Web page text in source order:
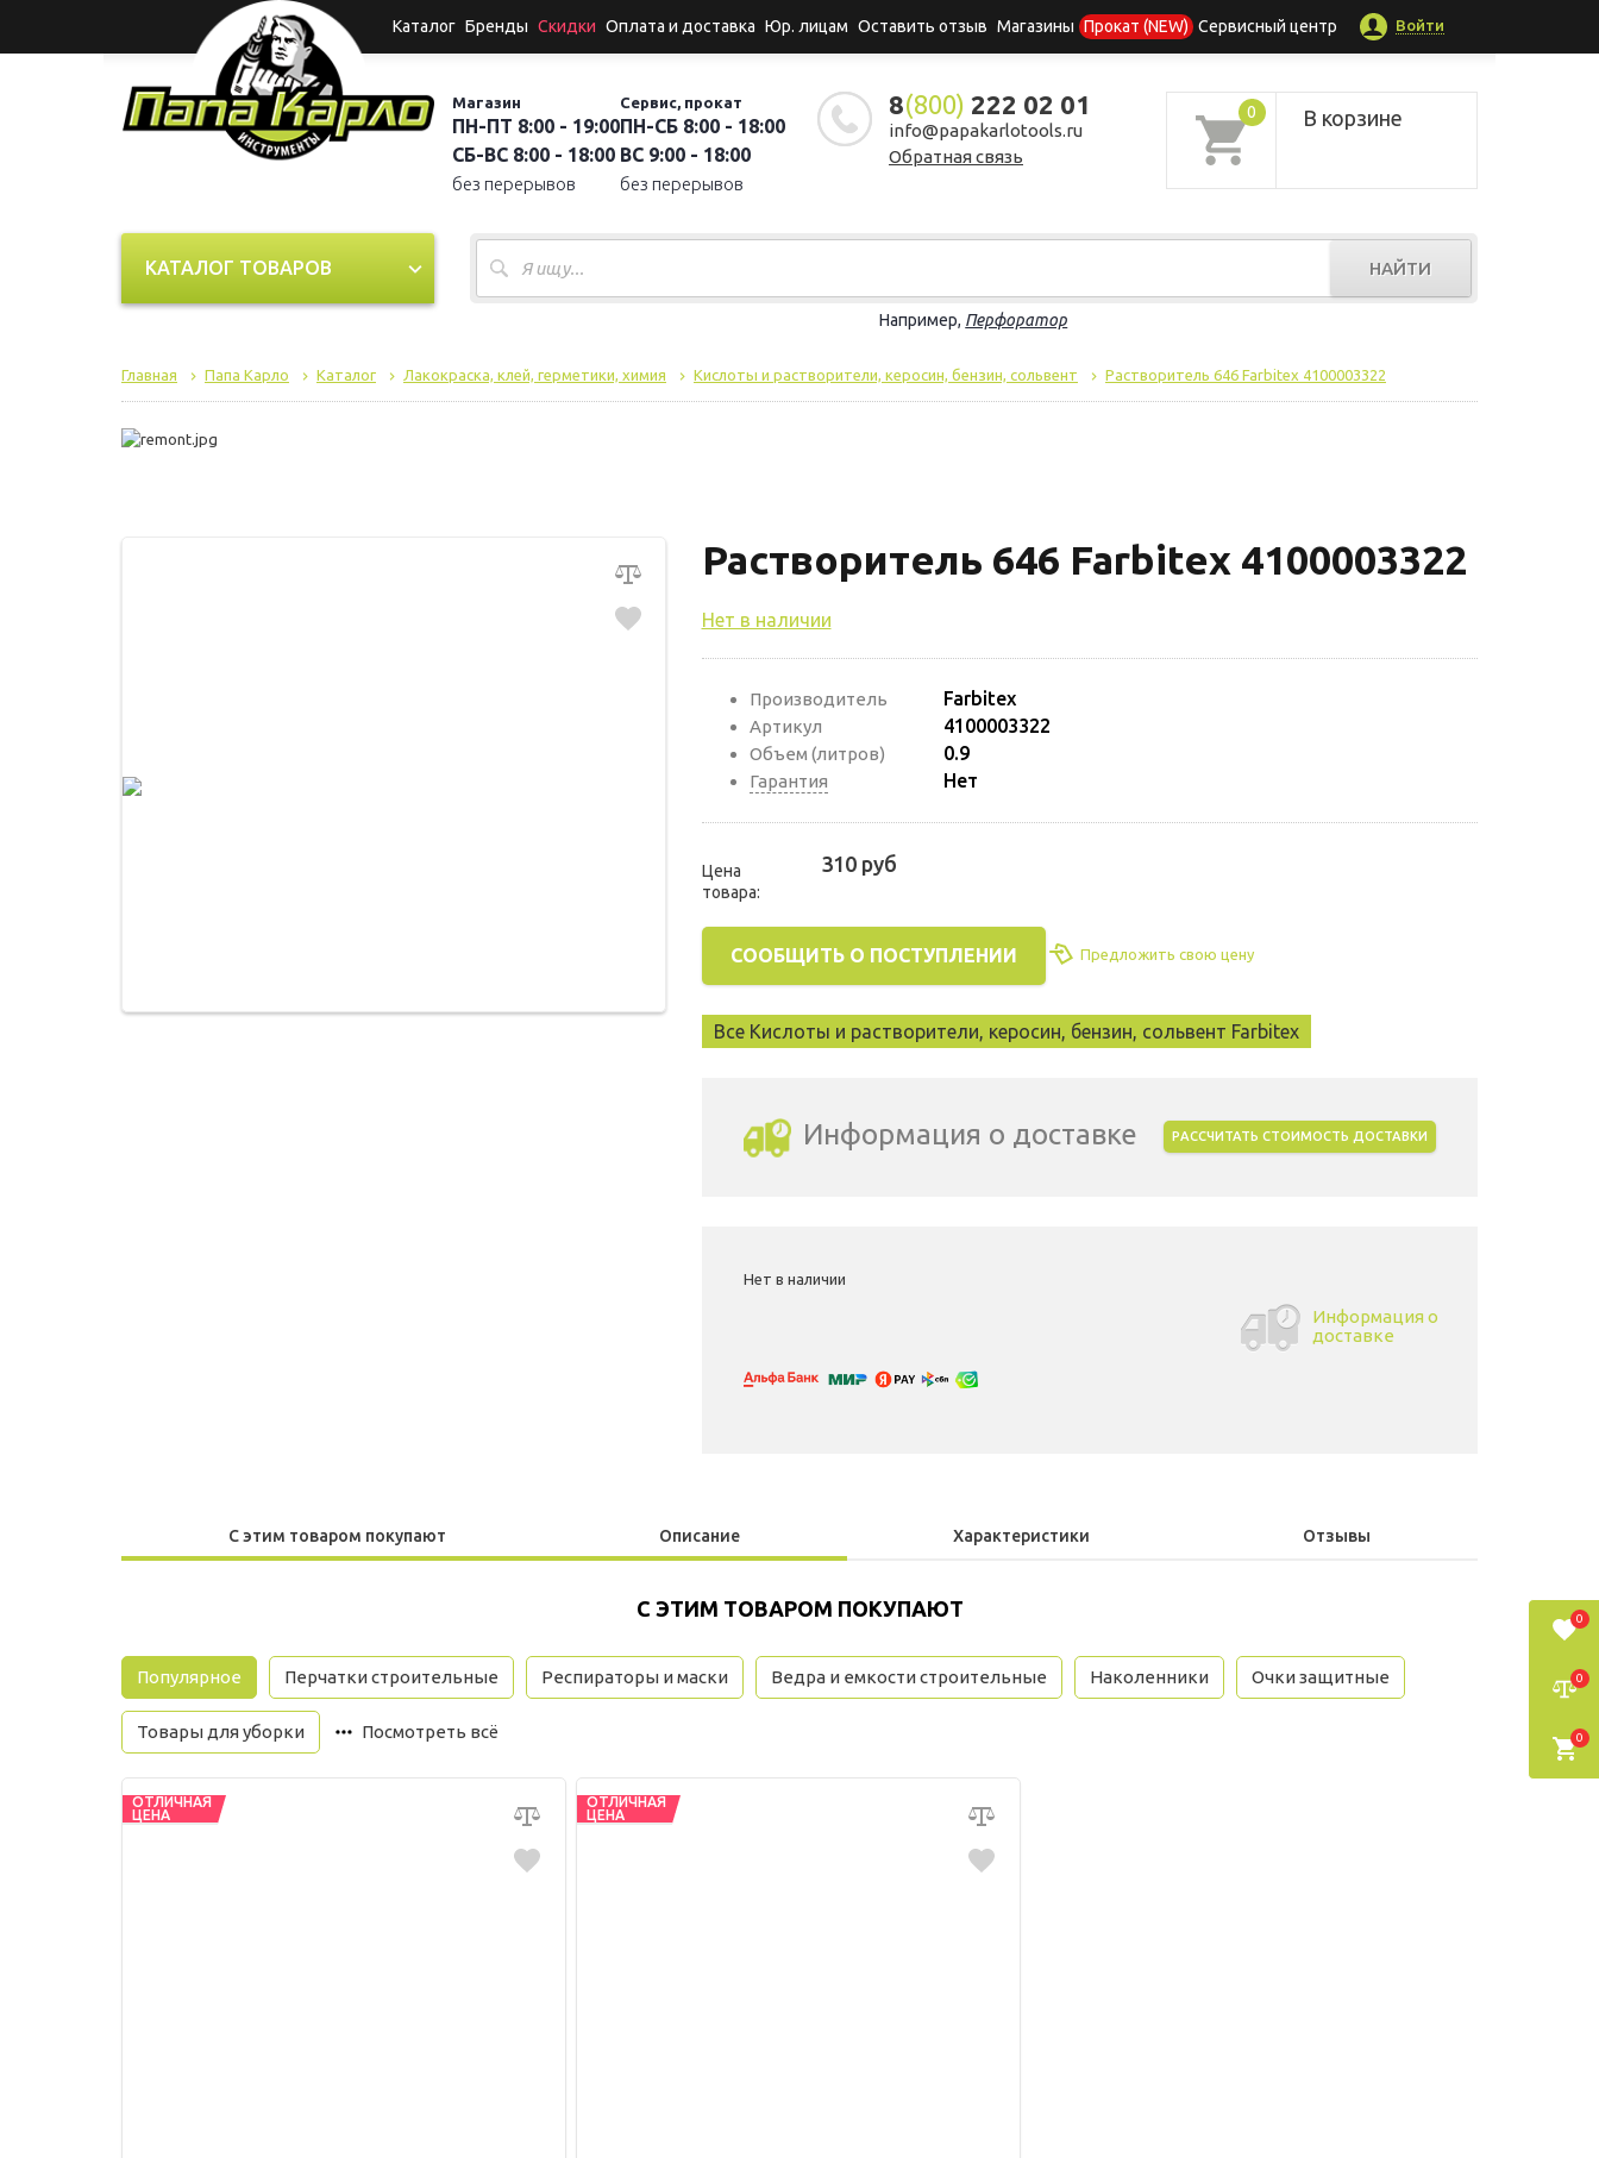
Каталог Бренды Скидки Оплата и доставка Юр. лицам Оставить отзыв Магазины Прокат (NEW) Сервисный центр Войти
Магазин
ПН-ПТ 8:00 - 19:00
СБ-ВС 8:00 - 18:00
без перерывов
Сервис, прокат
ПН-СБ 8:00 - 18:00
ВС 9:00 - 18:00
без перерывов
8(800) 222 02 01
info@papakarlotools.ru
Обратная связь
0 В корзине
НАЙТИ
Например, Перфоратор
КАТАЛОГ ТОВАРОВ
Главная Папа Карло Каталог Лакокраска, клей, герметики, химия Кислоты и растворители, керосин, бензин, сольвент Растворитель 646 Farbitex 4100003322
Растворитель 646 Farbitex 4100003322
Нет в наличии
Производитель Farbitex
Артикул 4100003322
Объем (литров) 0.9
Гарантия Нет
Цена
товара:
310 руб
СООБЩИТЬ О ПОСТУПЛЕНИИ Предложить свою цену
Все Кислоты и растворители, керосин, бензин, сольвент Farbitex
Информация о доставке РАССЧИТАТЬ СТОИМОСТЬ ДОСТАВКИ
Нет в наличии
Информация о
доставке
С этим товаром покупают Описание Характеристики Отзывы
С ЭТИМ ТОВАРОМ ПОКУПАЮТ
Популярное Перчатки строительные Респираторы и маски Ведра и емкости строительные Наколенники Очки защитные
Товары для уборки Посмотреть всё
ОТЛИЧНАЯ
ЦЕНА
ОТЛИЧНАЯ
ЦЕНА
0
0
0